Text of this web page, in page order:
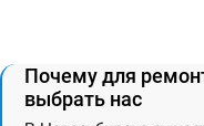
Почему для
выбрать нас